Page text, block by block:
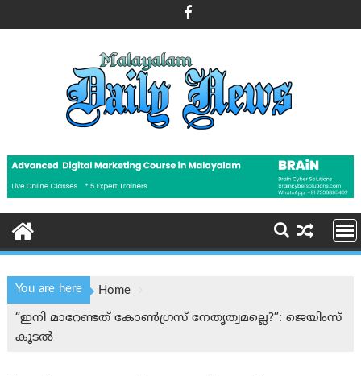
to
You are here
Home
“ഇനി മാറേണ്ടത് കോൺഗ്രസ് നേതൃത്വമല്ലെ?”: ജെയിംസ്
കൂടൽ